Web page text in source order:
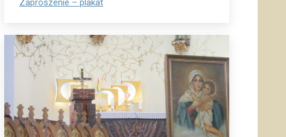
Zaproszenie – plakat